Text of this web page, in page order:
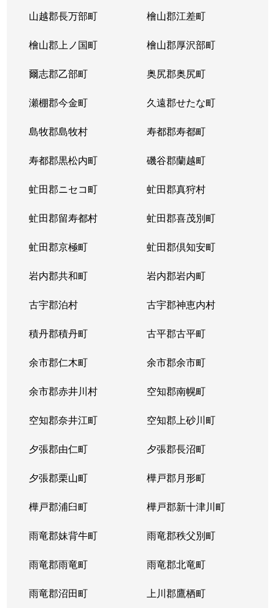
山越郡長万部町 檜山郡江差町
檜山郡上ノ国町 檜山郡厚沢部町
爾志郡乙部町 奥尻郡奥尻町
瀬棚郡今金町 久遠郡せたな町
島牧郡島牧村 寿都郡寿都町
寿都郡黒松内町 磯谷郡蘭越町
虻田郡ニセコ町 虻田郡真狩村
虻田郡留寿都村 虻田郡喜茂別町
虻田郡京極町 虻田郡倶知安町
岩内郡共和町 岩内郡岩内町
古宇郡泊村 古宇郡神恵内村
積丹郡積丹町 古平郡古平町
余市郡仁木町 余市郡余市町
余市郡赤井川村 空知郡南幌町
空知郡奈井江町 空知郡上砂川町
夕張郡由仁町 夕張郡長沼町
夕張郡栗山町 樺戸郡月形町
樺戸郡浦臼町 樺戸郡新十津川町
雨竜郡妹背牛町 雨竜郡秩父別町
雨竜郡雨竜町 雨竜郡北竜町
雨竜郡沼田町 上川郡鷹栖町